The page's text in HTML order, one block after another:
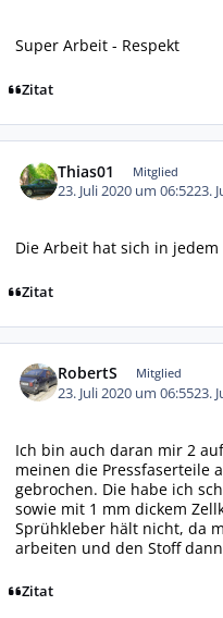
Super Arbeit - Respekt
Zitat
Thias01 Mitglied
23. Juli 2020 um 06:5223.
Die Arbeit hat sich in jedem
Zitat
RobertS Mitglied
23. Juli 2020 um 06:5523.
Ich bin auch daran mir 2
meinen die Pressfaserteile
gebrochen. Die habe ich
sowie mit 1 mm dickem
Sprühkleber hält nicht, da
arbeiten und den Stoff
Zitat